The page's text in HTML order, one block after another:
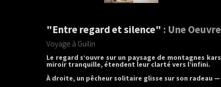
"Entre regard et silence" : Une
Voyage à Guilin
Le regard s’ouvre sur un paysage de montagnes
miroir tranquille, étendent leur clarté vers l’infini.
À droite, un pêcheur solitaire glisse sur son radeau